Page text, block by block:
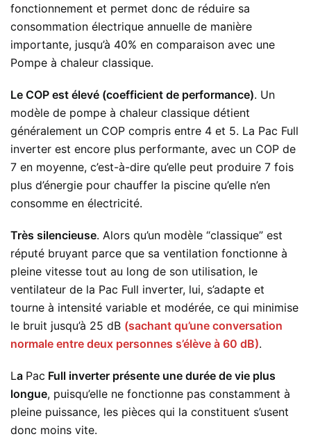
fonctionnement et permet donc de réduire sa
consommation électrique annuelle de manière
importante, jusqu’à 40% en comparaison avec une
Pompe à chaleur classique.
Le COP est élevé (coefficient de performance). Un
modèle de pompe à chaleur classique détient
généralement un COP compris entre 4 et 5. La Pac Full
inverter est encore plus performante, avec un COP de
7 en moyenne, c’est-à-dire qu’elle peut produire 7 fois
plus d’énergie pour chauffer la piscine qu’elle n’en
consomme en électricité.
Très silencieuse. Alors qu’un modèle “classique” est
réputé bruyant parce que sa ventilation fonctionne à
pleine vitesse tout au long de son utilisation, le
ventilateur de la Pac Full inverter, lui, s’adapte et
tourne à intensité variable et modérée, ce qui minimise
le bruit jusqu’à 25 dB (sachant qu’une conversation
normale entre deux personnes s’élève à 60 dB).
La Pac Full inverter présente une durée de vie plus
longue, puisqu’elle ne fonctionne pas constamment à
pleine puissance, les pièces qui la constituent s’usent
donc moins vite.